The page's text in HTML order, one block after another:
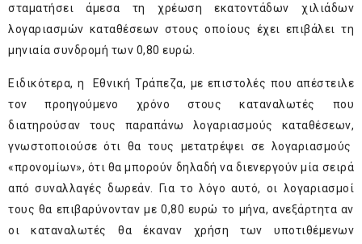
σταματήσει άμεσα τη χρέωση εκατοντάδων χιλιάδων
λογαριασμών καταθέσεων στους οποίους έχει επιβάλει τη
μηνιαία συνδρομή των 0,80 ευρώ.
Ειδικότερα, η Εθνική Τράπεζα, με επιστολές που απέστειλε
τον προηγούμενο χρόνο στους καταναλωτές που
διατηρούσαν τους παραπάνω λογαριασμούς καταθέσεων,
γνωστοποιούσε ότι θα τους μετατρέψει σε λογαριασμούς
«προνομίων», ότι θα μπορούν δηλαδή να διενεργούν μία σειρά
από συναλλαγές δωρεάν. Για το λόγο αυτό, οι λογαριασμοί
τους θα επιβαρύνονταν με 0,80 ευρώ το μήνα, ανεξάρτητα αν
οι καταναλωτές θα έκαναν χρήση των υποτιθέμενων